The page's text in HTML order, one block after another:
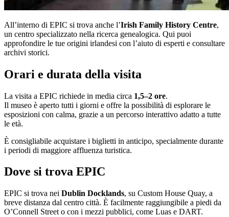
All’interno di EPIC si trova anche l’Irish Family History Centre,
un centro specializzato nella ricerca genealogica. Qui puoi
approfondire le tue origini irlandesi con l’aiuto di esperti e consultare
archivi storici.
Orari e durata della visita
La visita a EPIC richiede in media circa 1,5–2 ore.
Il museo è aperto tutti i giorni e offre la possibilità di esplorare le
esposizioni con calma, grazie a un percorso interattivo adatto a tutte
le età.
È consigliabile acquistare i biglietti in anticipo, specialmente durante
i periodi di maggiore affluenza turistica.
Dove si trova EPIC
EPIC si trova nei Dublin Docklands, su Custom House Quay, a
breve distanza dal centro città. È facilmente raggiungibile a piedi da
O’Connell Street o con i mezzi pubblici, come Luas e DART.